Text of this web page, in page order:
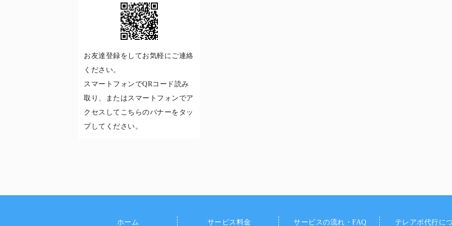
お友達登録をしてお気軽にご連絡
ください。
スマートフォンでQRコード読み
取り、またはスマートフォンでア
クセスしてこちらのバナーをタッ
プしてください。
ホーム サービス料金 サービスの流れ・FAQ テレアポ代行に